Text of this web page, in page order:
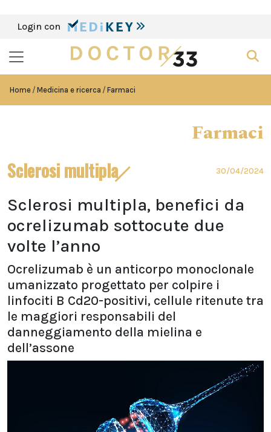
Login con
Home Medicina e ricerca Farmaci
Farmaci
Sclerosi multipla 30/04/2024
Sclerosi multipla, benefici da
ocrelizumab sottocute due
volte l’anno
Ocrelizumab è un anticorpo monoclonale
umanizzato progettato per colpire i
linfociti B Cd20-positivi, cellule ritenute tra
le maggiori responsabili del
danneggiamento della mielina e
dell’assone